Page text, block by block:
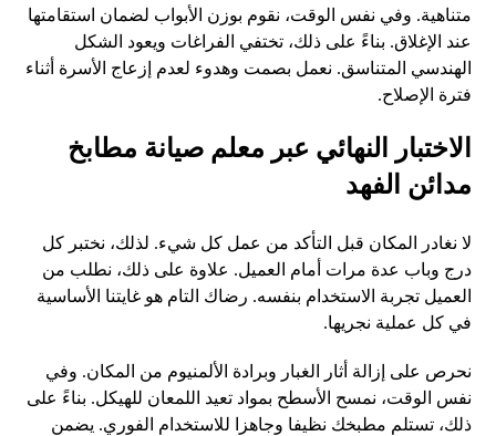
متناهية. وفي نفس الوقت، نقوم بوزن الأبواب لضمان استقامتها
عند الإغلاق. بناءً على ذلك، تختفي الفراغات ويعود الشكل
الهندسي المتناسق. نعمل بصمت وهدوء لعدم إزعاج الأسرة أثناء
فترة الإصلاح.
الاختبار النهائي عبر معلم صيانة مطابخ
مدائن الفهد
لا نغادر المكان قبل التأكد من عمل كل شيء. لذلك، نختبر كل
درج وباب عدة مرات أمام العميل. علاوة على ذلك، نطلب من
العميل تجربة الاستخدام بنفسه. رضاك التام هو غايتنا الأساسية
في كل عملية نجريها.
نحرص على إزالة أثار الغبار وبرادة الألمنيوم من المكان. وفي
نفس الوقت، نمسح الأسطح بمواد تعيد اللمعان للهيكل. بناءً على
ذلك، تستلم مطبخك نظيفا وجاهزا للاستخدام الفوري. يضمن